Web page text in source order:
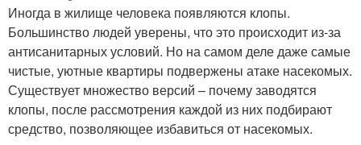
Иногда в жилище человека появляются клопы.
Большинство людей уверены, что это происходит из-за
антисанитарных условий. Но на самом деле даже самые
чистые, уютные квартиры подвержены атаке насекомых.
Существует множество версий – почему заводятся
клопы, после рассмотрения каждой из них подбирают
средство, позволяющее избавиться от насекомых.